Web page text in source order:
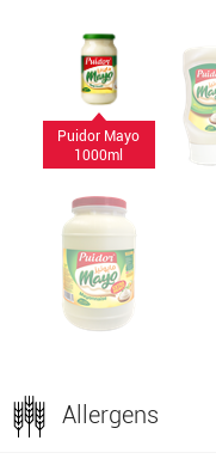
Puidor Mayo
1000ml
Allergens